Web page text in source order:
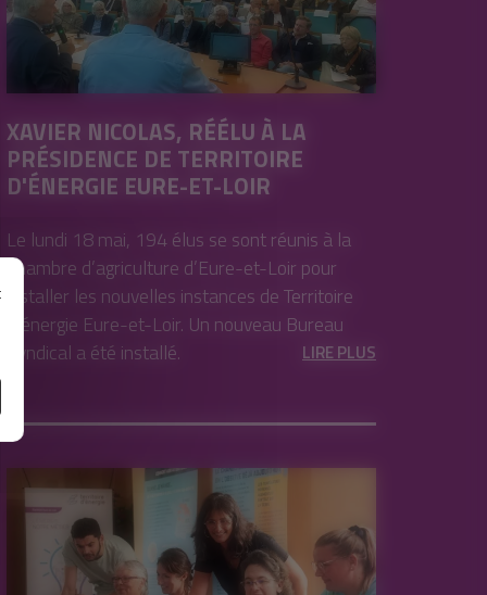
XAVIER NICOLAS, RÉÉLU À LA
PRÉSIDENCE DE TERRITOIRE
D'ÉNERGIE EURE-ET-LOIR
Le lundi 18 mai, 194 élus se sont réunis à la
Chambre d’agriculture d’Eure-et-Loir pour
installer les nouvelles instances de Territoire
d’énergie Eure-et-Loir. Un nouveau Bureau
Syndical a été installé.
LIRE PLUS